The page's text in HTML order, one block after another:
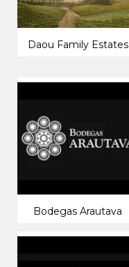
Daou Family Estates
Bodegas Arautava